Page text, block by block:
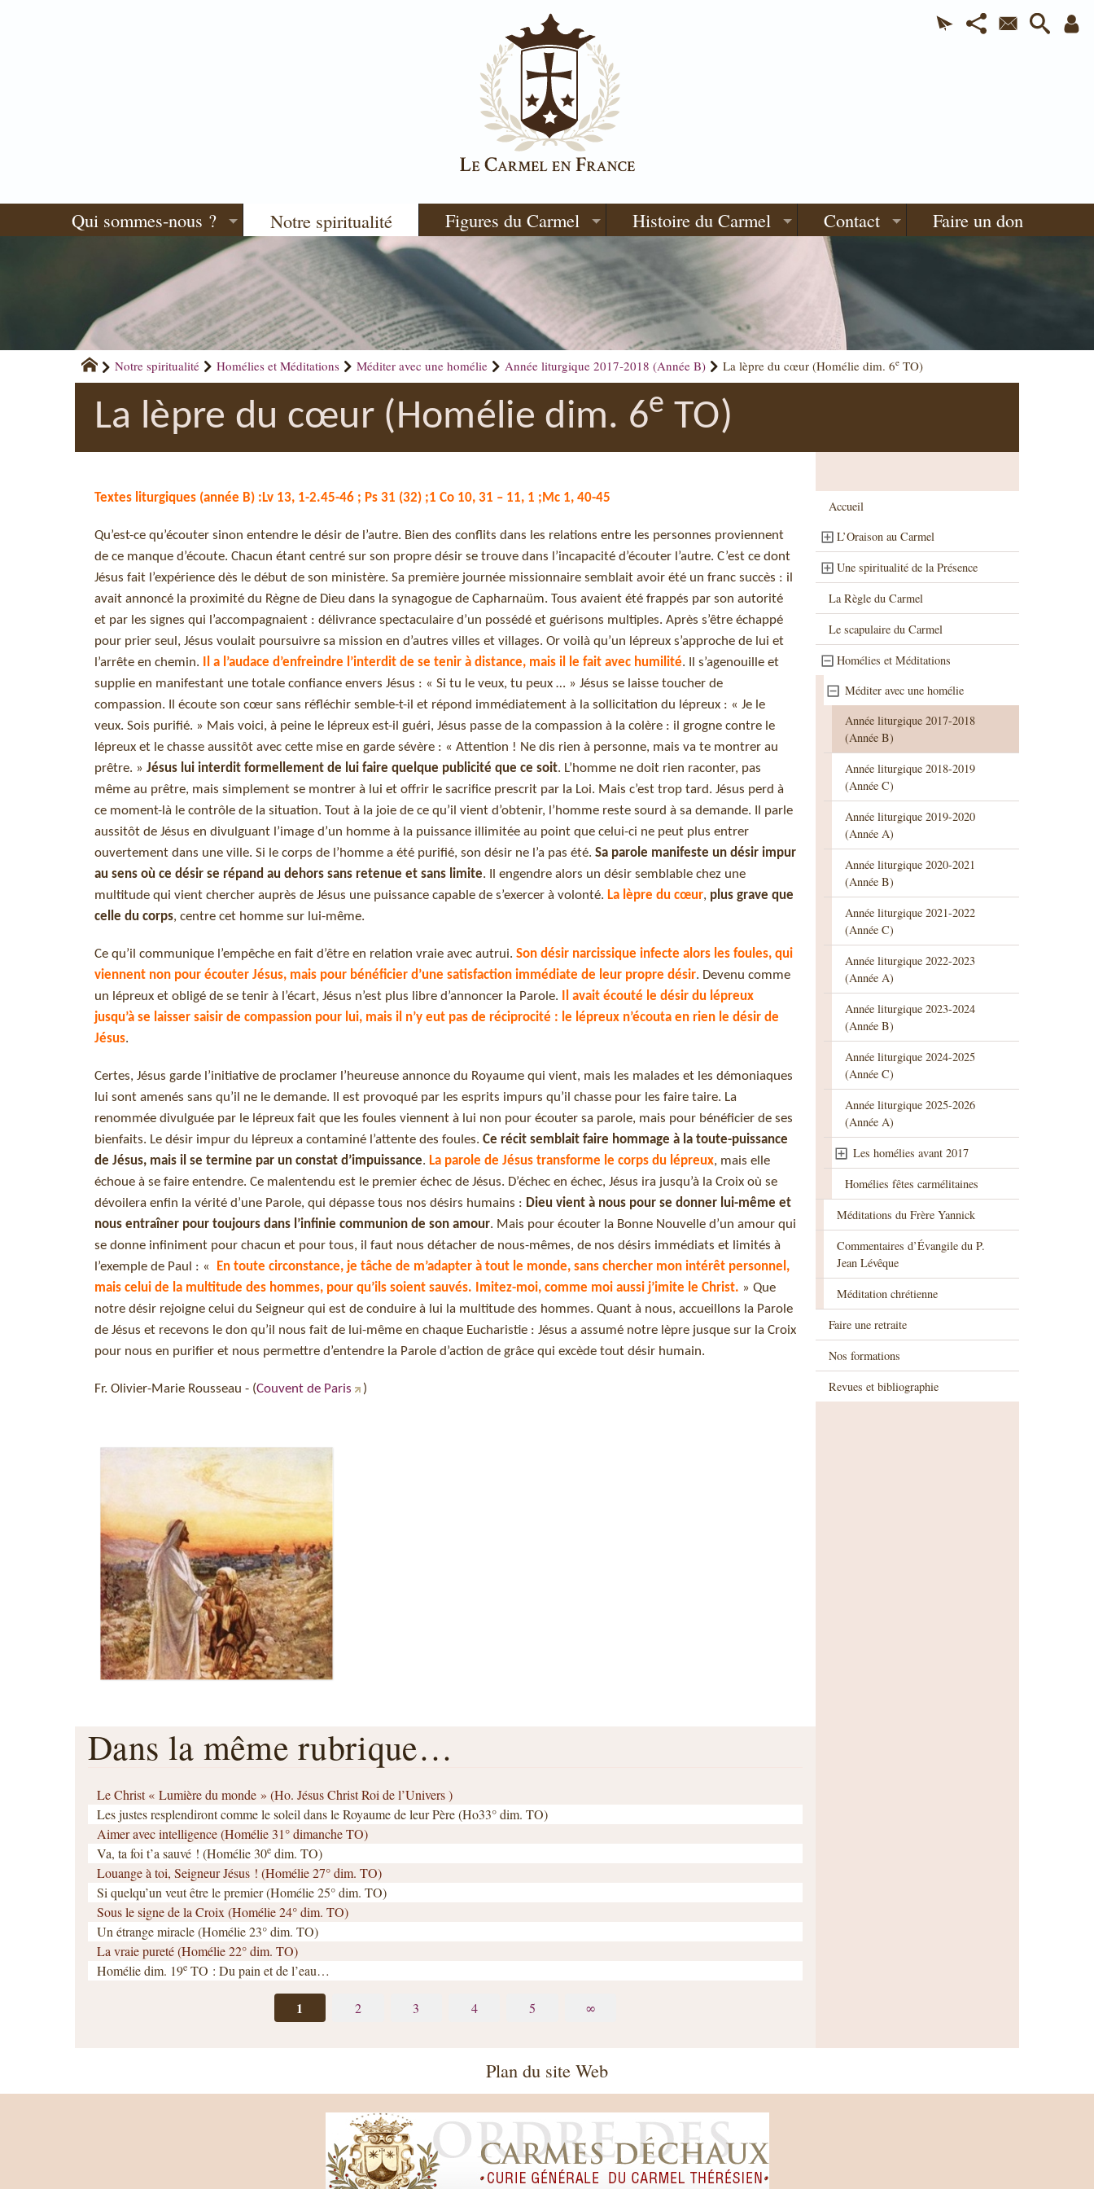
Qui sommes-nous ? Notre spiritualité Figures du Carmel Histoire du Carmel Contact Faire un don
Notre spiritualité Homélies et Méditations Méditer avec une homélie Année liturgique 2017-2018 (Année B) La lèpre du cœur (Homélie dim. 6e TO)
La lèpre du cœur (Homélie dim. 6e TO)
Textes liturgiques (année B) :Lv 13, 1-2.45-46 ; Ps 31 (32) ;1 Co 10, 31 – 11, 1 ;Mc 1, 40-45
Qu’est-ce qu’écouter sinon entendre le désir de l’autre. Bien des conflits dans les relations entre les personnes proviennent
de ce manque d’écoute. Chacun étant centré sur son propre désir se trouve dans l’incapacité d’écouter l’autre. C’est ce dont
Jésus fait l’expérience dès le début de son ministère. Sa première journée missionnaire semblait avoir été un franc succès : il
avait annoncé la proximité du Règne de Dieu dans la synagogue de Capharnaüm. Tous avaient été frappés par son autorité
et par les signes qui l’accompagnaient : délivrance spectaculaire d’un possédé et guérisons multiples. Après s’être échappé
pour prier seul, Jésus voulait poursuivre sa mission en d’autres villes et villages. Or voilà qu’un lépreux s’approche de lui et
l’arrête en chemin.
Il a l’audace d’enfreindre l’interdit de se tenir à distance, mais il le fait avec humilité. Il s’agenouille et
supplie en manifestant une totale confiance envers Jésus : « Si tu le veux, tu peux … » Jésus se laisse toucher de
compassion. Il écoute son cœur sans réfléchir semble-t-il et répond immédiatement à la sollicitation du lépreux : « Je le
veux. Sois purifié. » Mais voici, à peine le lépreux est-il guéri, Jésus passe de la compassion à la colère : il grogne contre le
lépreux et le chasse aussitôt avec cette mise en garde sévère : « Attention ! Ne dis rien à personne, mais va te montrer au
prêtre. » Jésus lui interdit formellement de lui faire quelque publicité que ce soit. L’homme ne doit rien raconter, pas
même au prêtre, mais simplement se montrer à lui et offrir le sacrifice prescrit par la Loi. Mais c’est trop tard. Jésus perd à
ce moment-là le contrôle de la situation. Tout à la joie de ce qu’il vient d’obtenir, l’homme reste sourd à sa demande. Il parle
aussitôt de Jésus en divulguant l’image d’un homme à la puissance illimitée au point que celui-ci ne peut plus entrer
ouvertement dans une ville. Si le corps de l’homme a été purifié, son désir ne l’a pas été. Sa parole manifeste un désir impur
au sens où ce désir se répand au dehors sans retenue et sans limite. Il engendre alors un désir semblable chez une
multitude qui vient chercher auprès de Jésus une puissance capable de s’exercer à volonté. La lèpre du cœur, plus grave que
celle du corps, centre cet homme sur lui-même.
Ce qu’il communique l’empêche en fait d’être en relation vraie avec autrui. Son désir narcissique infecte alors les foules, qui
viennent non pour écouter Jésus, mais pour bénéficier d’une satisfaction immédiate de leur propre désir. Devenu comme
un lépreux et obligé de se tenir à l’écart, Jésus n’est plus libre d’annoncer la Parole.
Il avait écouté le désir du lépreux
jusqu’à se laisser saisir de compassion pour lui, mais il n’y eut pas de réciprocité : le lépreux n’écouta en rien le désir de
Jésus.
Certes, Jésus garde l’initiative de proclamer l’heureuse annonce du Royaume qui vient, mais les malades et les démoniaques
lui sont amenés sans qu’il ne le demande. Il est provoqué par les esprits impurs qu’il chasse pour les faire taire. La
renommée divulguée par le lépreux fait que les foules viennent à lui non pour écouter sa parole, mais pour bénéficier de ses
bienfaits. Le désir impur du lépreux a contaminé l’attente des foules. Ce récit semblait faire hommage à la toute-puissance
de Jésus, mais il se termine par un constat d’impuissance. La parole de Jésus transforme le corps du lépreux, mais elle
échoue à se faire entendre. Ce malentendu est le premier échec de Jésus. D’échec en échec, Jésus ira jusqu’à la Croix où se
dévoilera enfin la vérité d’une Parole, qui dépasse tous nos désirs humains : Dieu vient à nous pour se donner lui-même et
nous entraîner pour toujours dans l’infinie communion de son amour. Mais pour écouter la Bonne Nouvelle d’un amour qui
se donne infiniment pour chacun et pour tous, il faut nous détacher de nous-mêmes, de nos désirs immédiats et limités à
l’exemple de Paul : «
En toute circonstance, je tâche de m’adapter à tout le monde, sans chercher mon intérêt personnel,
mais celui de la multitude des hommes, pour qu’ils soient sauvés. Imitez-moi, comme moi aussi j’imite le Christ. » Que
notre désir rejoigne celui du Seigneur qui est de conduire à lui la multitude des hommes. Quant à nous, accueillons la Parole
de Jésus et recevons le don qu’il nous fait de lui-même en chaque Eucharistie : Jésus a assumé notre lèpre jusque sur la Croix
pour nous en purifier et nous permettre d’entendre la Parole d’action de grâce qui excède tout désir humain.
Fr. Olivier-Marie Rousseau - (Couvent de Paris )
Dans la même rubrique…
Le Christ « Lumière du monde » (Ho. Jésus Christ Roi de l’Univers )
Les justes resplendiront comme le soleil dans le Royaume de leur Père (Ho33° dim. TO)
Aimer avec intelligence (Homélie 31° dimanche TO)
Va, ta foi t’a sauvé ! (Homélie 30e dim. TO)
Louange à toi, Seigneur Jésus ! (Homélie 27° dim. TO)
Si quelqu’un veut être le premier (Homélie 25° dim. TO)
Sous le signe de la Croix (Homélie 24° dim. TO)
Un étrange miracle (Homélie 23° dim. TO)
La vraie pureté (Homélie 22° dim. TO)
Homélie dim. 19e TO : Du pain et de l’eau…
1 2 3 4 5 ∞
Accueil
L’Oraison au Carmel
Une spiritualité de la Présence
La Règle du Carmel
Le scapulaire du Carmel
Homélies et Méditations
Méditer avec une homélie
Année liturgique 2017-2018
(Année B)
Année liturgique 2018-2019
(Année C)
Année liturgique 2019-2020
(Année A)
Année liturgique 2020-2021
(Année B)
Année liturgique 2021-2022
(Année C)
Année liturgique 2022-2023
(Année A)
Année liturgique 2023-2024
(Année B)
Année liturgique 2024-2025
(Année C)
Année liturgique 2025-2026
(Année A)
Les homélies avant 2017
Homélies fêtes carmélitaines
Méditations du Frère Yannick
Commentaires d’Évangile du P.
Jean Lévêque
Méditation chrétienne
Faire une retraite
Nos formations
Revues et bibliographie
Plan du site Web